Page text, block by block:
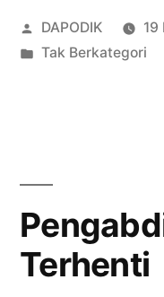
DAPODIK
19
Tak Berkategori
Terhenti